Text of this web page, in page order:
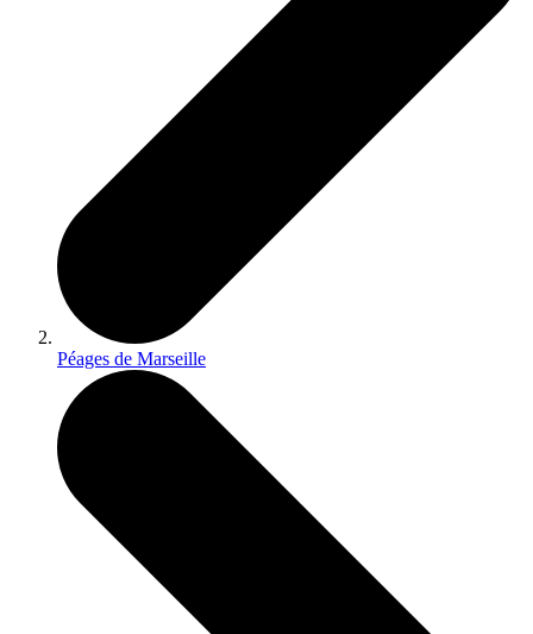
Péages de Marseille